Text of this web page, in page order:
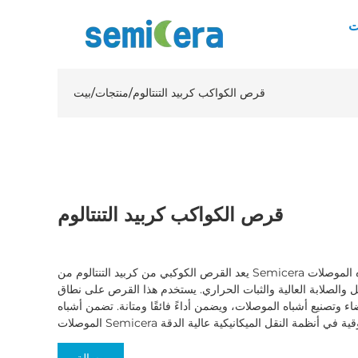
بيت/منتجات/قرص الكواكب كربيد التنتالوم
قرص الكواكب كربيد التنتالوم
يعد القرص الكوكبي من كربيد التنتالوم من Semicera مكونًا مهمًا في أفران الفوقية لأشباه الموصلات
والصلابة العالية والثبات الحراري. يستخدم هذا القرص على نطاق
وتصنيع أشباه الموصلات، ويضمن أداءً فائقًا ومتانة. تضمن أشباه